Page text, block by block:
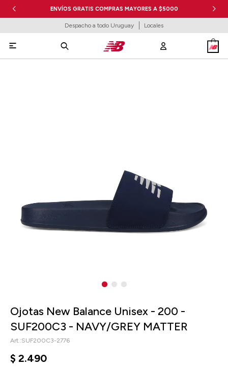
ENVÍOS GRATIS COMPRAS MAYORES A $5000
Despacho a todo Uruguay Locales

Ojotas New Balance Unisex - 200 -
SUF200C3 - NAVY/GREY MATTER
SUF200C3-2776
$ 2.490